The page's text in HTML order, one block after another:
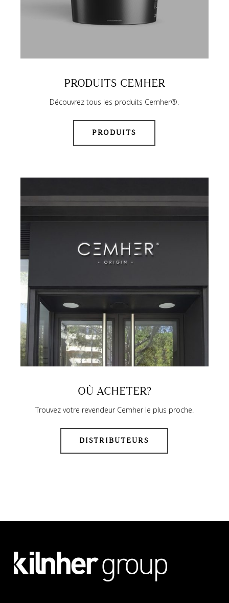
PRODUITS CEMHER
Découvrez tous les produits Cemher®.
PRODUITS
OÙ ACHETER?
Trouvez votre revendeur Cemher le plus proche.
DISTRIBUTEURS